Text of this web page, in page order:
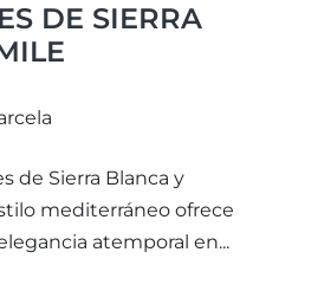
DE SIERRA
de Sierra Blanca y
mediterráneo ofrece
atemporal en...